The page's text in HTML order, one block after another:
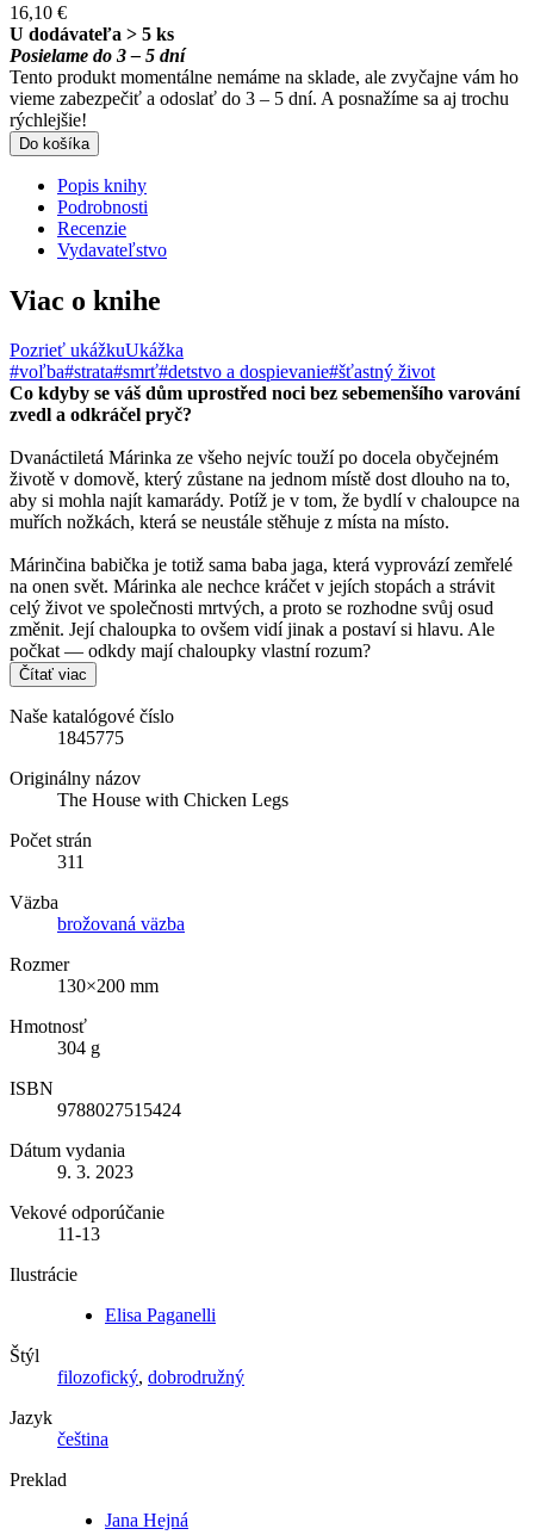
16,10 €
U dodávateľa > 5 ks
Posielame do 3 – 5 dní
Tento produkt momentálne nemáme na sklade, ale zvyčajne vám ho
vieme zabezpečiť a odoslať do 3 – 5 dní. A posnažíme sa aj trochu
rýchlejšie!
Do košíka
Popis knihy
Podrobnosti
Recenzie
Vydavateľstvo
Viac o knihe
Pozrieť ukážkuUkážka
#voľba#strata#smrť#detstvo a dospievanie#šťastný život
Co kdyby se váš dům uprostřed noci bez sebemenšího varování
zvedl a odkráčel pryč?
Dvanáctiletá Márinka ze všeho nejvíc touží po docela obyčejném
životě v domově, který zůstane na jednom místě dost dlouho na to,
aby si mohla najít kamarády. Potíž je v tom, že bydlí v chaloupce na
muřích nožkách, která se neustále stěhuje z místa na místo.
Márinčina babička je totiž sama baba jaga, která vyprovází zemřelé
na onen svět. Márinka ale nechce kráčet v jejích stopách a strávit
celý život ve společnosti mrtvých, a proto se rozhodne svůj osud
změnit. Její chaloupka to ovšem vidí jinak a postaví si hlavu. Ale
počkat — odkdy mají chaloupky vlastní rozum?
Čítať viac
Naše katalógové číslo
1845775
Originálny názov
The House with Chicken Legs
Počet strán
311
Väzba
brožovaná väzba
Rozmer
130×200 mm
Hmotnosť
304 g
ISBN
9788027515424
Dátum vydania
9. 3. 2023
Vekové odporúčanie
11-13
Ilustrácie
Elisa Paganelli
Štýl
filozofický, dobrodružný
Jazyk
čeština
Preklad
Jana Hejná